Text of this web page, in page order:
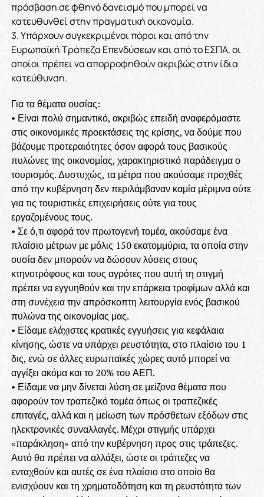
πρόσβαση σε φθηνό δανεισμό που μπορεί να
κατευθυνθεί στην πραγματική οικονομία.
3. Υπάρχουν συγκεκριμένοι πόροι και από την
Ευρωπαϊκή Τράπεζα Επενδύσεων και από το ΕΣΠΑ, οι
οποίοι πρέπει να απορροφηθούν ακριβώς στην ίδια
κατεύθυνση.
Για τα θέματα ουσίας:
• Είναι πολύ σημαντικό, ακριβώς επειδή αναφερόμαστε
στις οικονομικές προεκτάσεις της κρίσης, να δούμε που
βάζουμε προτεραιότητες όσον αφορά τους βασικούς
πυλώνες της οικονομίας, χαρακτηριστικό παράδειγμα ο
τουρισμός. Δυστυχώς, τα μέτρα που ακούσαμε προχθές
από την κυβέρνηση δεν περιλάμβαναν καμία μέριμνα ούτε
για τις τουριστικές επιχειρήσεις ούτε για τους
εργαζομένους τους.
• Σε ό,τι αφορά τον πρωτογενή τομέα, ακούσαμε ένα
πλαίσιο μέτρων με μόλις 150 εκατομμύρια, τα οποία στην
ουσία δεν μπορούν να δώσουν λύσεις στους
κτηνοτρόφους και τους αγρότες που αυτή τη στιγμή
πρέπει να εγγυηθούν και την επάρκεια τροφίμων αλλά και
στη συνέχεια την απρόσκοπτη λειτουργία ενός βασικού
πυλώνα της οικονομίας μας.
• Είδαμε ελάχιστες κρατικές εγγυήσεις για κεφάλαια
κίνησης, ώστε να υπάρχει ρευστότητα, στο πλαίσιο του 1
δις, ενώ σε άλλες ευρωπαϊκές χώρες αυτό μπορεί να
αγγίξει ακόμα και το 20% του ΑΕΠ.
• Είδαμε να μην δίνεται λύση σε μείζονα θέματα που
αφορούν τον τραπεζικό τομέα όπως οι τραπεζικές
επιταγές, αλλά και η μείωση των πρόσθετων εξόδων στις
ηλεκτρονικές συναλλαγές. Μέχρι στιγμής υπάρχει
«παράκληση» από την κυβέρνηση προς στις τράπεζες.
Αυτό θα πρέπει να αλλάξει, ώστε οι τράπεζες να
ενταχθούν και αυτές σε ένα πλαίσιο στο οποίο θα
ενισχύουν και τη χρηματοδότηση και τη ρευστότητα των